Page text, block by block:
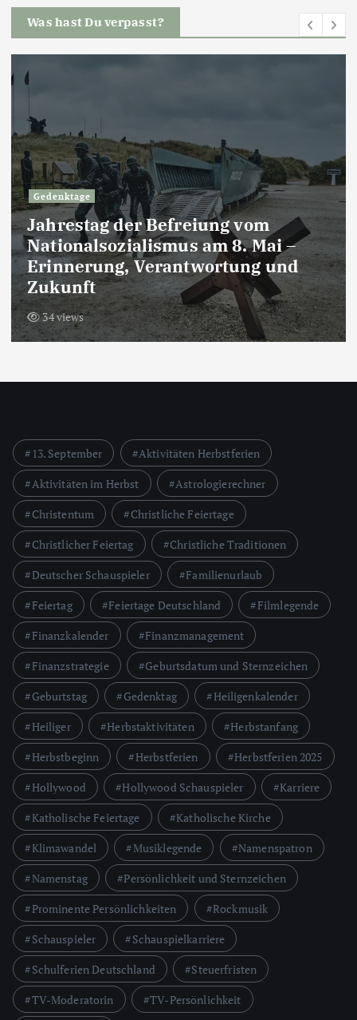
Was hast Du verpasst?
Gedenktage
Jahrestag der Befreiung vom
Nationalsozialismus am 8. Mai –
Erinnerung, Verantwortung und
Zukunft
34 views
13. September
Aktivitäten Herbstferien
Aktivitäten im Herbst
Astrologierechner
Christentum
Christliche Feiertage
Christlicher Feiertag
Christliche Traditionen
Deutscher Schauspieler
Familienurlaub
Feiertag
Feiertage Deutschland
Filmlegende
Finanzkalender
Finanzmanagement
Finanzstrategie
Geburtsdatum und Sternzeichen
Geburtstag
Gedenktag
Heiligenkalender
Heiliger
Herbstaktivitäten
Herbstanfang
Herbstbeginn
Herbstferien
Herbstferien 2025
Hollywood
Hollywood Schauspieler
Karriere
Katholische Feiertage
Katholische Kirche
Klimawandel
Musiklegende
Namenspatron
Namenstag
Persönlichkeit und Sternzeichen
Prominente Persönlichkeiten
Rockmusik
Schauspieler
Schauspielkarriere
Schulferien Deutschland
Steuerfristen
TV-Moderatorin
TV-Persönlichkeit